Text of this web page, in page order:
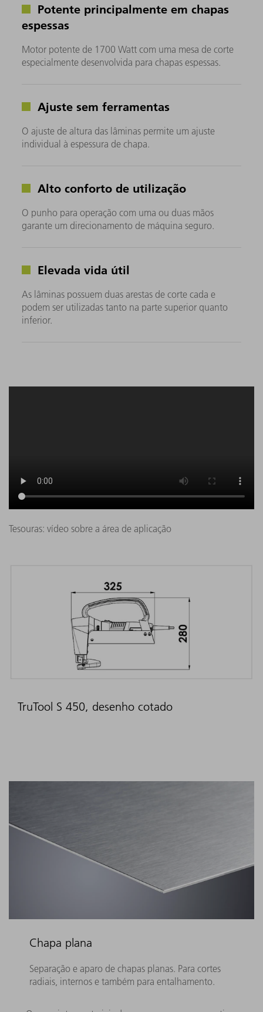
Potente principalmente em chapas
espessas
Motor potente de 1700 Watt com uma mesa de corte
especialmente desenvolvida para chapas espessas.
Ajuste sem ferramentas
O ajuste de altura das lâminas permite um ajuste
individual à espessura de chapa.
Alto conforto de utilização
O punho para operação com uma ou duas mãos
garante um direcionamento de máquina seguro.
Elevada vida útil
As lâminas possuem duas arestas de corte cada e
podem ser utilizadas tanto na parte superior quanto
inferior.
Tesouras: vídeo sobre a área de aplicação
TruTool S 450, desenho cotado
Chapa plana
Separação e aparo de chapas planas. Para cortes
radiais, internos e também para entalhamento.